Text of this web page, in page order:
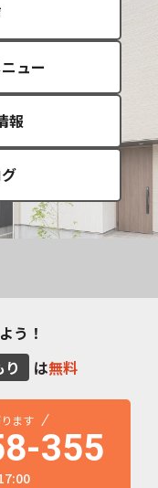
ュー
報
う！
り は無料
ます
355